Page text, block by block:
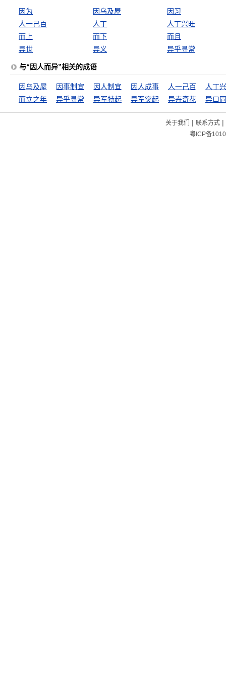
因为 因乌及屋
因习
人一己百
人丁
人丁兴旺
而上
而下
而且
异世
异义 异乎寻常
与“因人而异”相关的成语
因乌及屋 因事制宜 因人制宜 因人成事 人一己百
人丁
而立之年
异乎寻常 异军特起 异军突起 异卉奇花 异口
关于我们 | 联系方式|
粤ICP备